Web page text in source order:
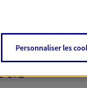
Personnaliser les